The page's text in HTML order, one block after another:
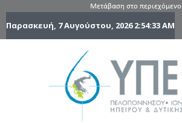
Μετάβαση στο περιεχόμενο
Παρασκευή, 7 Αυγούστου, 20262:54:33 AM